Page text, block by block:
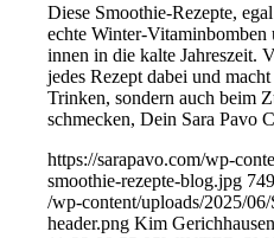
Diese Smoothie-Rezepte,
echte Winter-
innen in die kalte Jahreszeit.
jedes Rezept dabei und
Trinken, sondern auch beim
schmecken, Dein Sara Pavo
https://sarapavo.com/wp-
smoothie-rezepte-blog.jpg 749
/wp-content/uploads/2025/
header.png Kim Gerichhausen